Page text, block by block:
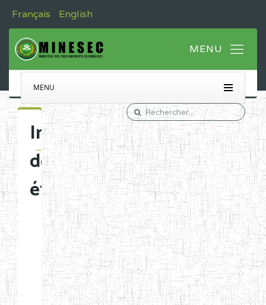
Français English
MENU
Immatriculation
des
établissements
Etablissements
d'enseignement
normal